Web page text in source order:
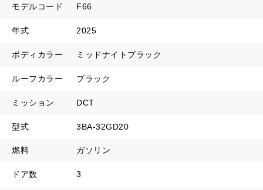
モデルコード F66
年式 2025
ボディカラー ミッドナイトブラック
ルーフカラー ブラック
ミッション DCT
型式 3BA-32GD20
燃料 ガソリン
ドア数 3